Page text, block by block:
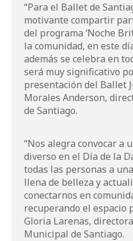
“Para el Ballet de
motivante compartir
del programa ‘Noche
la comunidad, en este
además se celebra en
será muy significativo
presentación del Ballet
Morales Anderson,
de Santiago.
“Nos alegra convocar a
diverso en el Día de la
todas las personas a
llena de belleza y
conectarnos en
recuperando el espacio
Gloria Larenas,
Municipal de Santiago.